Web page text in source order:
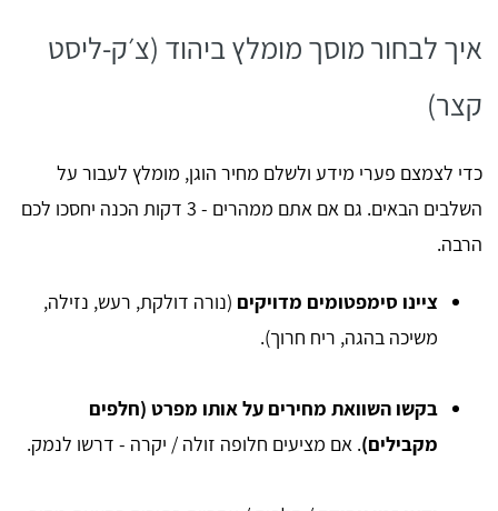
איך לבחור מוסך מומלץ ביהוד (צ׳ק-ליסט
קצר)
כדי לצמצם פערי מידע ולשלם מחיר הוגן, מומלץ לעבור על
השלבים הבאים. גם אם אתם ממהרים - 3 דקות הכנה יחסכו לכם
הרבה.
ציינו סימפטומים מדויקים (נורה דולקת, רעש, נזילה,
משיכה בהגה, ריח חרוך).
בקשו השוואת מחירים על אותו מפרט (חלפים
מקבילים). אם מציעים חלופה זולה / יקרה - דרשו לנמק.